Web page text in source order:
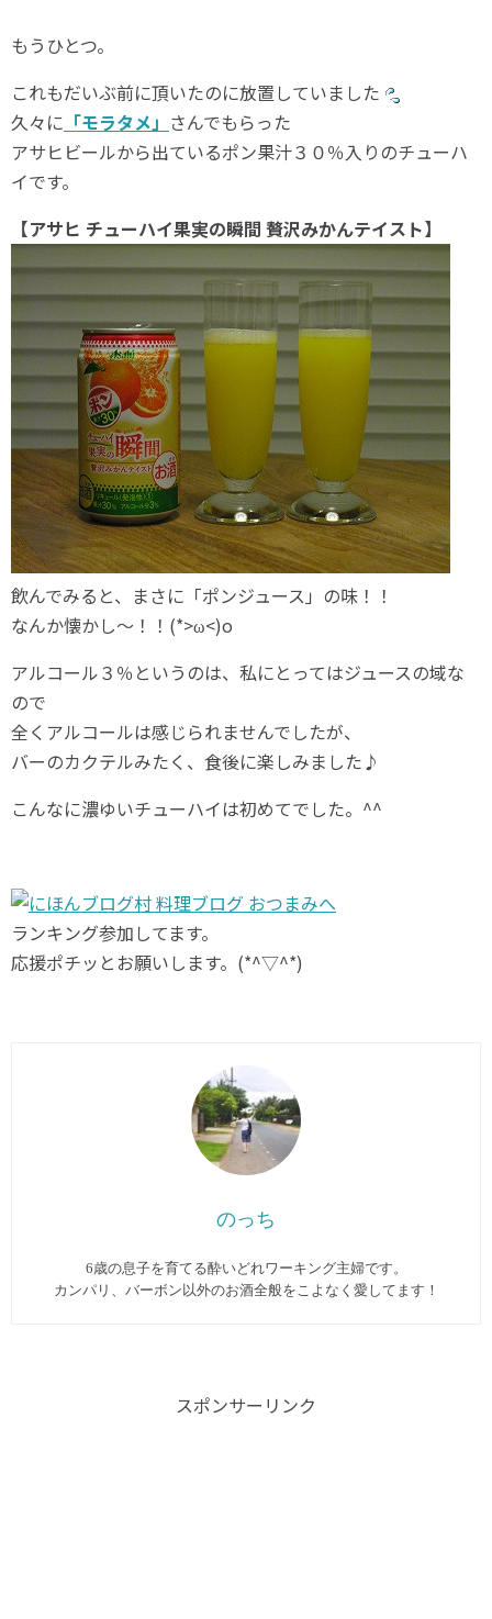
もうひとつ。
これもだいぶ前に頂いたのに放置していました
久々に 「モラタメ」 さんでもらった
アサヒビールから出ているポン果汁３０％入りのチューハ
イです。
【アサヒ チューハイ果実の瞬間 贅沢みかんテイスト】
飲んでみると、まさに「ポンジュース」の味！！
なんか懐かし～！！(*>ω<)o
アルコール３％というのは、私にとってはジュースの域な
ので
全くアルコールは感じられませんでしたが、
バーのカクテルみたく、食後に楽しみました♪
こんなに濃ゆいチューハイは初めてでした。^^
ランキング参加してます。
応援ポチッとお願いします。(*^▽^*)
のっち
6歳の息子を育てる酔いどれワーキング主婦です。
カンパリ、バーボン以外のお酒全般をこよなく愛してます︎！
スポンサーリンク